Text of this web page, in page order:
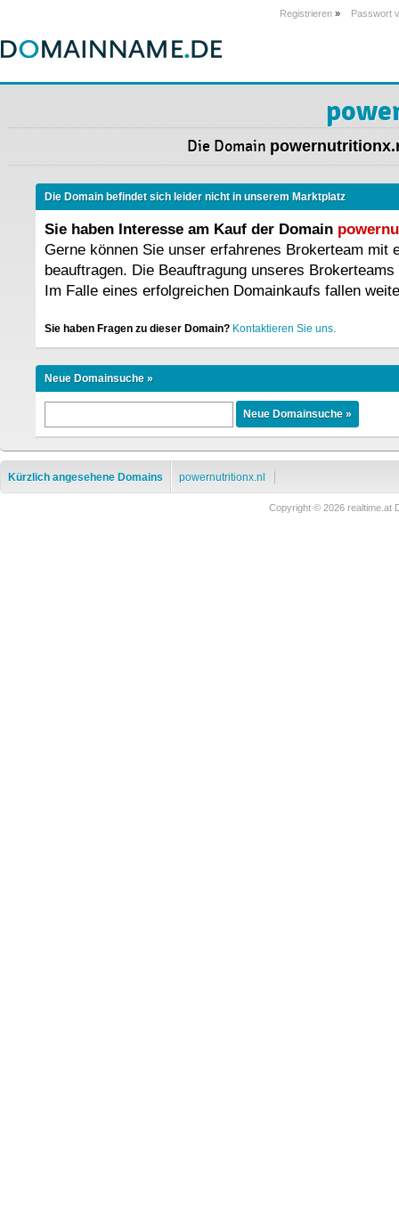
Registrieren » Passwort
Die Domain
Die Domain befindet sich leider nicht in unserem Marktplatz
Sie haben Interesse am Kauf der Domain
Gerne können Sie unser erfahrenes Brokerteam mit
beauftragen. Die Beauftragung unseres
Im Falle eines erfolgreichen Domainkaufs fallen
Sie haben Fragen zu dieser Domain? Kontaktieren Sie uns.
Neue Domainsuche »
Kürzlich angesehene Domains powernutritionx.nl
Copyright © 2026